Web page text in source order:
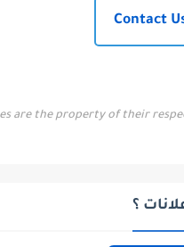
Contact
are the property of their
؟